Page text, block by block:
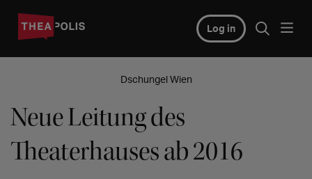
Log in
Dschungel Wien
Neue Leitung des
Theaterhauses ab 2016